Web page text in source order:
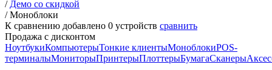
/ Демо со скидкой
/Моноблоки
К сравнению добавлено 0 устройств сравнить
Продажа с дисконтом
НоутбукиКомпьютерыТонкие клиентыМоноблокиPOS-
терминалыМониторыПринтерыПлоттерыБумагаСканеры